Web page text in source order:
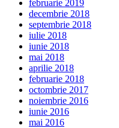
februarie 2019
decembrie 2018
septembrie 2018
iulie 2018
iunie 2018
mai 2018
aprilie 2018
februarie 2018
octombrie 2017
noiembrie 2016
iunie 2016
mai 2016